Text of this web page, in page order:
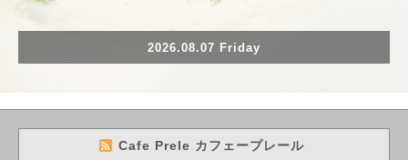
2026.08.07 Friday
Cafe Prele カフェープレール